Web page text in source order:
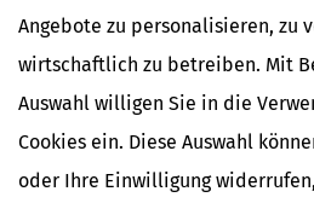
Angebote zu personalisieren, zu
wirtschaftlich zu betreiben. Mit
Auswahl willigen Sie in die
Cookies ein. Diese Auswahl
oder Ihre Einwilligung
In diesem Beitrag suchen
Drucken, Speichern &